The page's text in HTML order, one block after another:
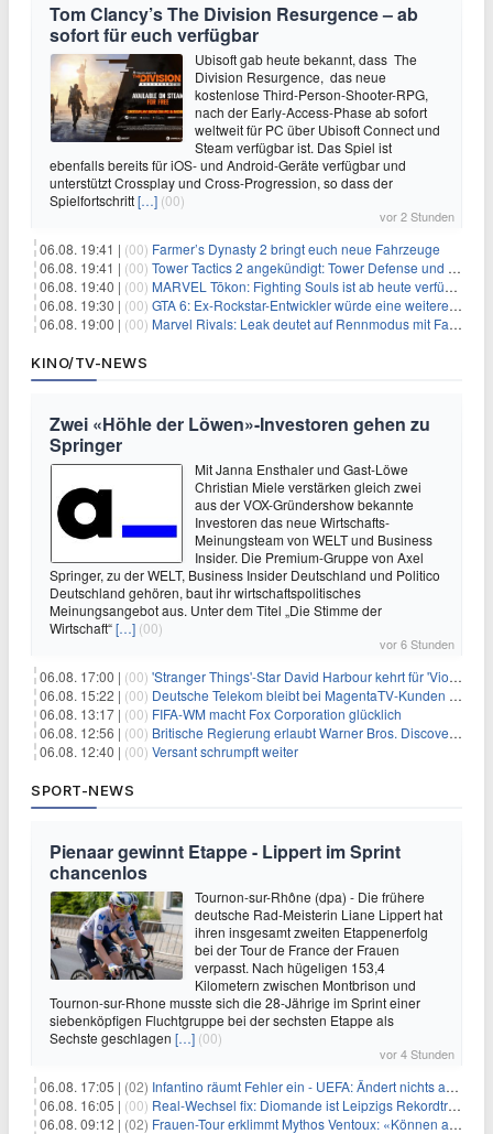
Tom Clancy’s The Division Resurgence – ab
sofort für euch verfügbar
Ubisoft gab heute bekannt, dass The
Division Resurgence, das neue
kostenlose Third-Person-Shooter-RPG,
nach der Early-Access-Phase ab sofort
weltweit für PC über Ubisoft Connect und
Steam verfügbar ist. Das Spiel ist
ebenfalls bereits für iOS- und Android-Geräte verfügbar und
unterstützt Crossplay und Cross-Progression, so dass der
Spielfortschritt[…] (00)
vor 2 Stunden
06.08. 19:41 | (00) Farmer’s Dynasty 2 bringt euch neue Fahrzeuge
06.08. 19:41 | (00) Tower Tactics 2 angekündigt: Tower Defense und Deckbuilding Kombo kehrt zurück
06.08. 19:40 | (00) MARVEL Tōkon: Fighting Souls ist ab heute verfügbar
06.08. 19:30 | (00) GTA 6: Ex-Rockstar-Entwickler würde eine weitere Verschiebung nicht überraschen
06.08. 19:00 | (00) Marvel Rivals: Leak deutet auf Rennmodus mit Fahrzeugen hin
KINO/TV-NEWS
Zwei «Höhle der Löwen»-Investoren gehen zu
Springer
Mit Janna Ensthaler und Gast-Löwe
Christian Miele verstärken gleich zwei
aus der VOX-Gründershow bekannte
Investoren das neue Wirtschafts-
Meinungsteam von WELT und Business
Insider. Die Premium-Gruppe von Axel
Springer, zu der WELT, Business Insider Deutschland und Politico
Deutschland gehören, baut ihr wirtschaftspolitisches
Meinungsangebot aus. Unter dem Titel „Die Stimme der
Wirtschaft“[…] (00)
vor 6 Stunden
06.08. 17:00 | (00) 'Stranger Things'-Star David Harbour kehrt für 'Violent Night 2' zurück – Kristen Bell stößt zur Besetzung
06.08. 15:22 | (00) Deutsche Telekom bleibt bei MagentaTV-Kunden vage
06.08. 13:17 | (00) FIFA-WM macht Fox Corporation glücklich
06.08. 12:56 | (00) Britische Regierung erlaubt Warner Bros. Discovery-Übernahme
06.08. 12:40 | (00) Versant schrumpft weiter
SPORT-NEWS
Pienaar gewinnt Etappe - Lippert im Sprint
chancenlos
Tournon-sur-Rhône (dpa) - Die frühere
deutsche Rad-Meisterin Liane Lippert hat
ihren insgesamt zweiten Etappenerfolg
bei der Tour de France der Frauen
verpasst. Nach hügeligen 153,4
Kilometern zwischen Montbrison und
Tournon-sur-Rhone musste sich die 28-Jährige im Sprint einer
siebenköpfigen Fluchtgruppe bei der sechsten Etappe als
Sechste geschlagen […] (00)
vor 4 Stunden
06.08. 17:05 | (02) Infantino räumt Fehler ein - UEFA: Ändert nichts an Boykott
06.08. 16:05 | (00) Real-Wechsel fix: Diomande ist Leipzigs Rekordtransfer
06.08. 09:12 | (02) Frauen-Tour erklimmt Mythos Ventoux: «Können alles schaffen»